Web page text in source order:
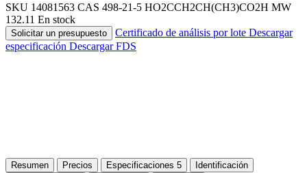
SKU 14081563 CAS 498-21-5 HO2CCH2CH(CH3)CO2H MW
132.11 En stock
Solicitar un presupuesto Certificado de análisis por lote Descargar
especificación Descargar FDS
Resumen Precios Especificaciones 5
Identificación